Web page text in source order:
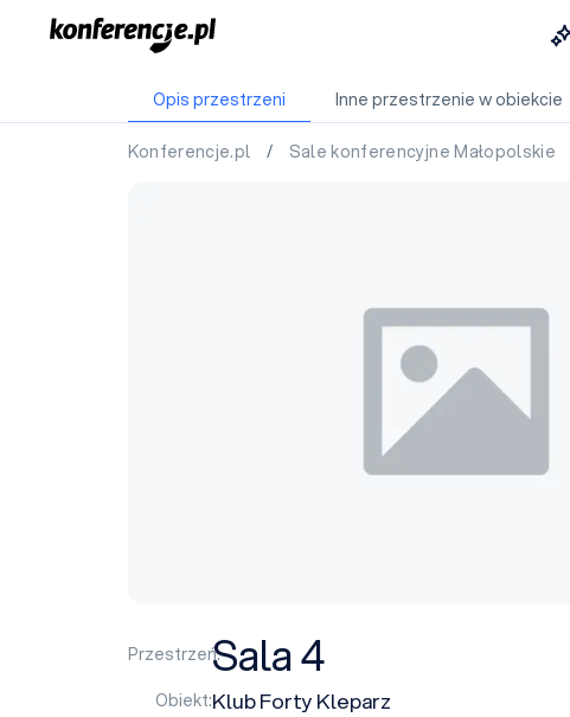
Opis przestrzeni Inne przestrzenie w obiekcie
Konferencje.pl / Sale konferencyjne Małopolskie
Przestrzeń:Sala 4
Obiekt:Klub Forty Kleparz